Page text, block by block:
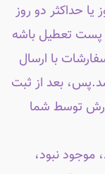
حداکثر دو روز
پست تعطیل باشه
با ارسال
بعد از ثبت
توسط شما
موجود نبود،